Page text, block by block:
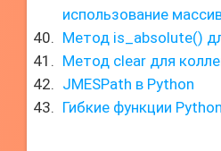
использование
Метод is_absolute()
Метод clear для
JMESPath в Python
Гибкие функции Python